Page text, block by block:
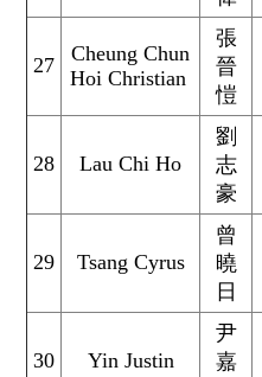
27
Cheung Chun
Hoi Christian
張
晉
愷
28 Lau Chi Ho
劉
志
豪
29 Tsang Cyrus
曾
曉
日
30 Yin Justin
尹
嘉